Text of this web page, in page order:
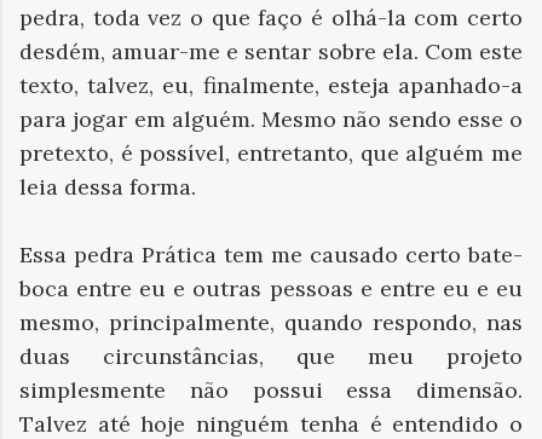
pedra, toda vez o que faço é olhá-la com certo
desdém, amuar-me e sentar sobre ela. Com este
texto, talvez, eu, finalmente, esteja apanhado-a
para jogar em alguém. Mesmo não sendo esse o
pretexto, é possível, entretanto, que alguém me
leia dessa forma.
Essa pedra Prática tem me causado certo bate-
boca entre eu e outras pessoas e entre eu e eu
mesmo, principalmente, quando respondo, nas
duas circunstâncias, que meu projeto
simplesmente não possui essa dimensão.
Talvez até hoje ninguém tenha é entendido o